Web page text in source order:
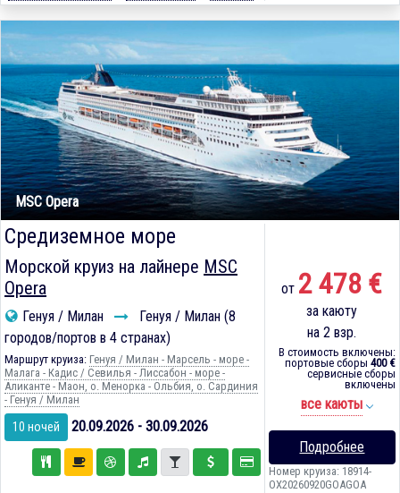
MSC Opera
Средиземное море
Морской круиз на лайнере MSC
Opera
Генуя / Милан
Генуя / Милан (8
городов/портов в 4 странах)
Маршрут круиза: Генуя / Милан - Марсель - море -
Малага - Кадиc / Севилья - Лиссабон - море -
Аликанте - Маон, о. Менорка - Ольбия, о. Сардиния
- Генуя / Милан
10 ночей 20.09.2026 - 30.09.2026
от 2 478 €
за каюту
на 2 взр.
В стоимость включены:
портовые сборы 400 €
сервисные сборы
включены
все каюты
Подробнее
Номер круиза: 18914-
OX20260920GOAGOA